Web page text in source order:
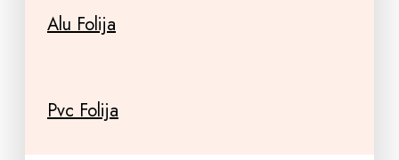
Alu Folija
Pvc Folija